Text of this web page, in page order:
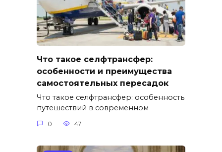
Что такое селфтрансфер:
особенности и преимущества
самостоятельных пересадок
Что такое селфтрансфер: особенность
путешествий в современном
0 47